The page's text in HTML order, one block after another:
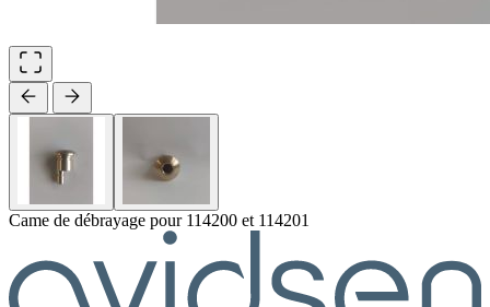
Came de débrayage pour 114200 et 114201